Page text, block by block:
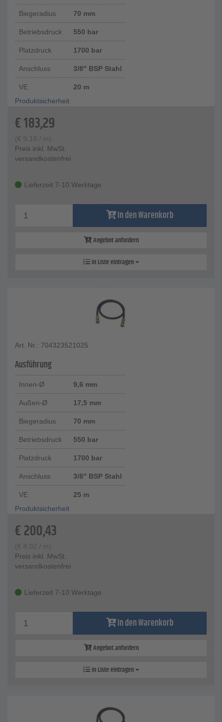
Biegeradius 70 mm
Betriebsdruck 550 bar
Platzdruck 1700 bar
Anschluss 3/8″ BSP Stahl
VE
20 m
Produktsicherheit
€183,29
(€ 9,16 / m)
Preis inkl. MwSt.
versandkostenfrei
Lieferzeit 7-10 Werktage
In den Warenkorb
Angebot anfordern
In Liste eintragen
Art. Nr.: 704323521025
Ausführung
Innen-Ø 9,6 mm
Außen-Ø 17,5 mm
Biegeradius 70 mm
Betriebsdruck 550 bar
Platzdruck 1700 bar
Anschluss 3/8″ BSP Stahl
VE
25 m
Produktsicherheit
€200,43
(€ 8,02 / m)
Preis inkl. MwSt.
versandkostenfrei
Lieferzeit 7-10 Werktage
In den Warenkorb
Angebot anfordern
In Liste eintragen